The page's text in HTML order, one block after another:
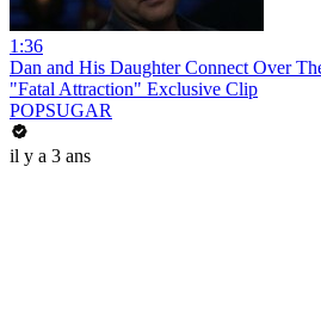
1:36
Dan and His Daughter Connect Over
"Fatal Attraction" Exclusive Clip
POPSUGAR
il y a 3 ans